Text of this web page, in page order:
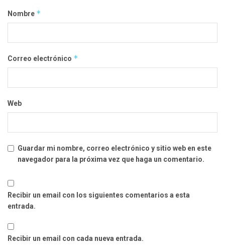
Nombre *
Correo electrónico *
Web
Guardar mi nombre, correo electrónico y sitio web en este
navegador para la próxima vez que haga un comentario.
Recibir un email con los siguientes comentarios a esta
entrada.
Recibir un email con cada nueva entrada.